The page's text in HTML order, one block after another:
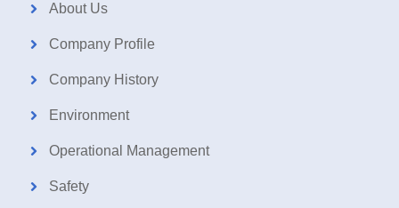
About Us
Company Profile
Company History
Environment
Operational Management
Safety